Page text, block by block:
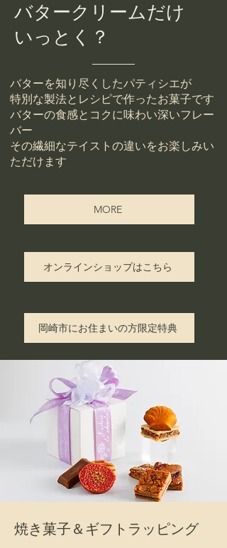
バタークリームだけ
​いっとく？
バターを知り尽くしたパティシエが
特別な製法とレシピで作ったお菓子です
バターの食感とコクに味わい深いフレー
バー
​その繊細なテイストの違いをお楽しみい
ただけます
MORE
オンラインショップはこちら
岡崎市にお住まいの方限定特典
​焼き菓子＆ギフトラッピング